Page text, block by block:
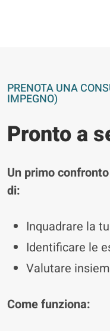
PRENOTA UNA
IMPEGNO)
Pronto a
Un primo
di:
Inquadrare la
Identificare le
Valutare
Come funziona: